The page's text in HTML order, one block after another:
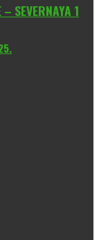
SEVERNAYA 1